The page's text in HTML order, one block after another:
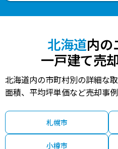
北海道内の
一戸建て売
北海道内の市町村別の詳細な
面積、平均坪単価など売却事
札幌市
小樽市